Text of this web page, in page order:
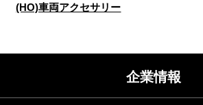
(HO)車両アクセサリー
企業情報